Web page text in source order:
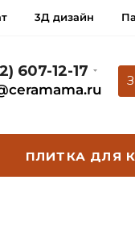
3Д дизайн
607-12-17
ПЛИТКА ДЛЯ